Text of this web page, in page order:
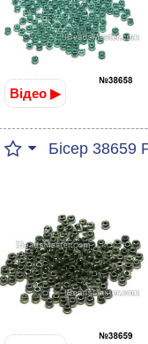
Відео ▶
Бісер 38659